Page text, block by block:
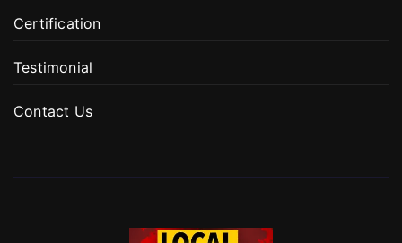
Certification
Testimonial
Contact Us